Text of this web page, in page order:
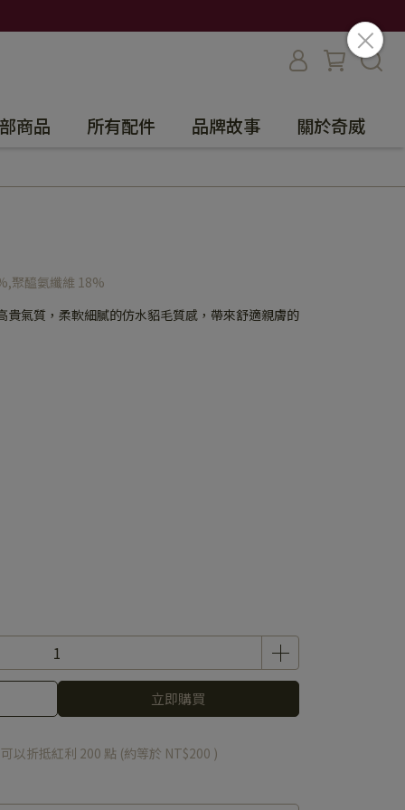
商品 所有配件 品牌故事 關於奇威
聚醯氨纖維 18%
貴氣質，柔軟細膩的仿水貂毛質感，帶來舒適親膚的
立即購買
以折抵紅利 200 點 (約等於 NT$200 )